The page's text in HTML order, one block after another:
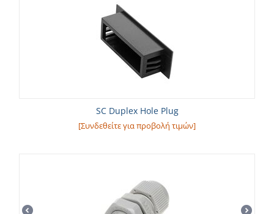
SC Duplex Hole Plug
[Συνδεθείτε για προβολή τιμών]